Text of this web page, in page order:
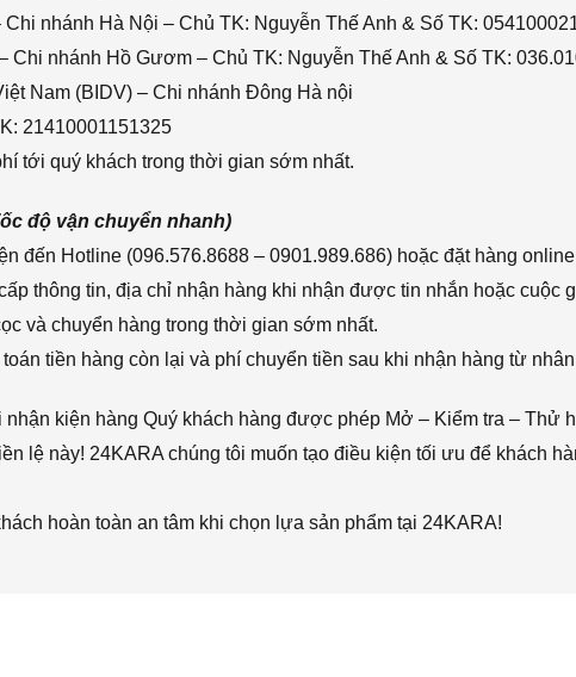
nhánh Hà Nội – Chủ TK: Nguyễn Thế Anh & Số TK:
Chi nhánh Hồ Gươm – Chủ TK: Nguyễn Thế Anh & Số TK:
Nam (BIDV) – Chi nhánh Đông Hà nội
21410001151325
tới quý khách trong thời gian sớm nhất.
độ vận chuyển nhanh)
đến Hotline (096.576.8688 – 0901.989.686) hoặc đặt hàng
thông tin, địa chỉ nhận hàng khi nhận được tin nhắn hoặc cuộc
và chuyển hàng trong thời gian sớm nhất.
tiền hàng còn lại và phí chuyển tiền sau khi nhận hàng từ
kiện hàng Quý khách hàng được phép Mở – Kiểm tra – Thử
lệ này! 24KARA chúng tôi muốn tạo điều kiện tối ưu để khách
hoàn toàn an tâm khi chọn lựa sản phẩm tại 24KARA!